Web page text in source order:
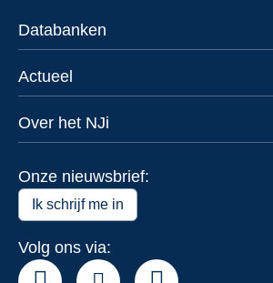
Databanken
Actueel
Over het NJi
Onze nieuwsbrief:
Ik schrijf me in
Volg ons via: